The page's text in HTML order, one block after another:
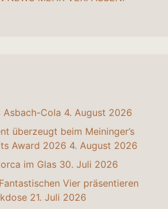
Asbach-Cola 4. August 2026
überzeugt beim Meininger’s
Award 2026 4. August 2026
im Glas 30. Juli 2026
Vier präsentieren
21. Juli 2026